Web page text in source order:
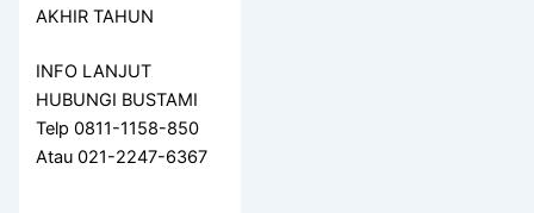
AKHIR TAHUN
INFO LANJUT
HUBUNGI BUSTAMI
Telp 0811-1158-850
Atau 021-2247-6367